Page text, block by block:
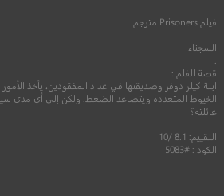
فيلم Prisoners مترجم
السجناء
قصة الفلم :
ابنة كيلر دوفر وصديقتها في عداد المفقودين، يأخذ
الخيوط المتعددة ويتصاعد الضغط. ولكن إلى أي مدى
عائلته؟
التقييم: 8.1 /10
الكود : #5083